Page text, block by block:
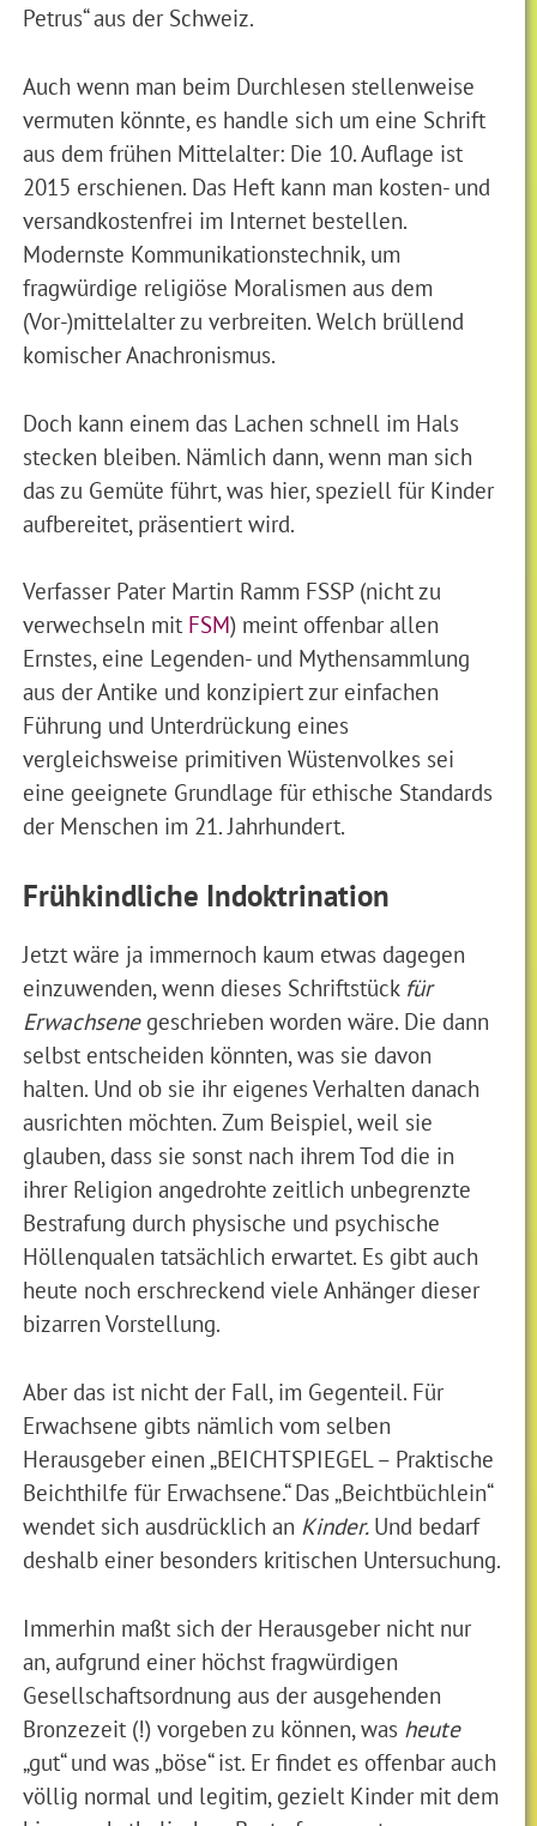
Petrus“ aus der Schweiz.
Auch wenn man beim Durchlesen stellenweise
vermuten könnte, es handle sich um eine Schrift
aus dem frühen Mittelalter: Die 10. Auflage ist
2015 erschienen. Das Heft kann man kosten- und
versandkostenfrei im Internet bestellen.
Modernste Kommunikationstechnik, um
fragwürdige religiöse Moralismen aus dem
(Vor-)mittelalter zu verbreiten. Welch brüllend
komischer Anachronismus.
Doch kann einem das Lachen schnell im Hals
stecken bleiben. Nämlich dann, wenn man sich
das zu Gemüte führt, was hier, speziell für Kinder
aufbereitet, präsentiert wird.
Verfasser Pater Martin Ramm FSSP (nicht zu
verwechseln mit FSM) meint offenbar allen
Ernstes, eine Legenden- und Mythensammlung
aus der Antike und konzipiert zur einfachen
Führung und Unterdrückung eines
vergleichsweise primitiven Wüstenvolkes sei
eine geeignete Grundlage für ethische Standards
der Menschen im 21. Jahrhundert.
Frühkindliche Indoktrination
Jetzt wäre ja immernoch kaum etwas dagegen
einzuwenden, wenn dieses Schriftstück für
Erwachsenegeschrieben worden wäre. Die dann
selbst entscheiden könnten, was sie davon
halten. Und ob sie ihr eigenes Verhalten danach
ausrichten möchten. Zum Beispiel, weil sie
glauben, dass sie sonst nach ihrem Tod die in
ihrer Religion angedrohte zeitlich unbegrenzte
Bestrafung durch physische und psychische
Höllenqualen tatsächlich erwartet. Es gibt auch
heute noch erschreckend viele Anhänger dieser
bizarren Vorstellung.
Aber das ist nicht der Fall, im Gegenteil. Für
Erwachsene gibts nämlich vom selben
Herausgeber einen „BEICHTSPIEGEL – Praktische
Beichthilfe für Erwachsene.“ Das „Beichtbüchlein“
wendet sich ausdrücklich an Kinder. Und bedarf
deshalb einer besonders kritischen Untersuchung.
Immerhin maßt sich der Herausgeber nicht nur
an, aufgrund einer höchst fragwürdigen
Gesellschaftsordnung aus der ausgehenden
Bronzezeit (!) vorgeben zu können, was heute
„gut“ und was „böse“ ist. Er findet es offenbar auch
völlig normal und legitim, gezielt Kinder mit dem